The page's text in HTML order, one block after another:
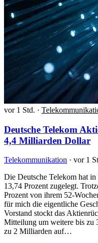
vor 1 Std. ·
Deutsche Telekom
4,4 Milliarden Dollar
Telekommunikation · vor 1
Die Deutsche Telekom hat
13,74 Prozent zugelegt.
Prozent von ihrem 52-
für mich die eigentliche
Vorstand stockt das
Mitteilung um weitere bis zu
zu 2 Milliarden auf…